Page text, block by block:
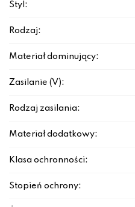
Styl:
Rodzaj:
Materiał dominujący:
Zasilanie (V):
Rodzaj zasilania:
Materiał dodatkowy:
Klasa ochronności:
Stopień ochrony: